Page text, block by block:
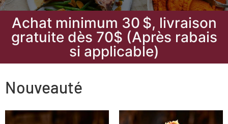
Achat minimum 30 $, livraison
gratuite dès 70$ (Après rabais
si applicable)
Nouveauté